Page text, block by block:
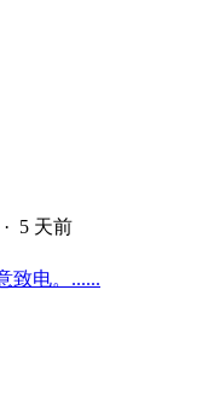
· 5 天前
致电。......